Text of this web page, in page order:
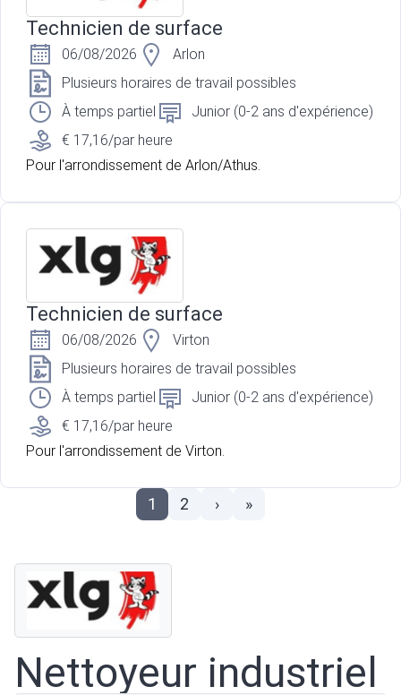
Technicien de surface
06/08/2026
Arlon
Plusieurs horaires de travail possibles
À temps partiel
Junior (0-2 ans d'expérience)
€ 17,16/par heure
Pour l'arrondissement de Arlon/Athus.
Technicien de surface
06/08/2026
Virton
Plusieurs horaires de travail possibles
À temps partiel
Junior (0-2 ans d'expérience)
€ 17,16/par heure
Pour l'arrondissement de Virton.
1 2 › »
Nettoyeur industriel